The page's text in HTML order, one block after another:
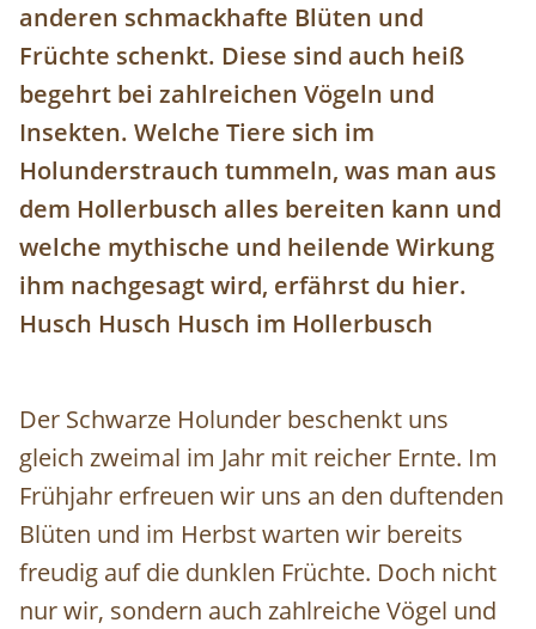
anderen schmackhafte Blüten und
Früchte schenkt. Diese sind auch heiß
begehrt bei zahlreichen Vögeln und
Insekten. Welche Tiere sich im
Holunderstrauch tummeln, was man aus
dem Hollerbusch alles bereiten kann und
welche mythische und heilende Wirkung
ihm nachgesagt wird, erfährst du hier.
Husch Husch Husch im Hollerbusch
Der Schwarze Holunder beschenkt uns
gleich zweimal im Jahr mit reicher Ernte. Im
Frühjahr erfreuen wir uns an den duftenden
Blüten und im Herbst warten wir bereits
freudig auf die dunklen Früchte. Doch nicht
nur wir, sondern auch zahlreiche Vögel und